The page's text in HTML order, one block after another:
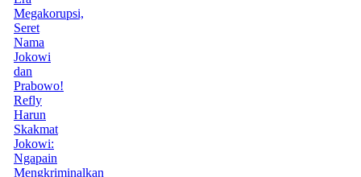
Megakorupsi,
Seret
Nama
Jokowi
dan
Prabowo!
Refly
Harun
Skakmat
Jokowi:
Ngapain
Mengkriminalkan